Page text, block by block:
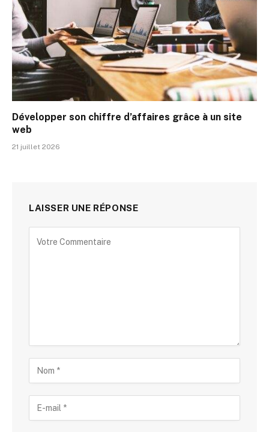
Développer son chiffre d’affaires grâce à un site
web
21 juillet 2026
LAISSER UNE RÉPONSE